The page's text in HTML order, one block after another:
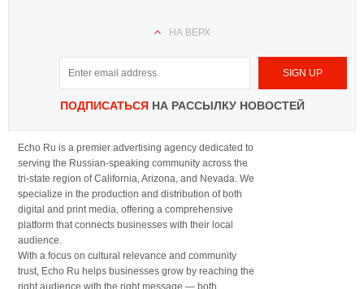
НА ВЕРХ
ПОДПИСАТЬСЯНА РАССЫЛКУ НОВОСТЕЙ
Echo Ru is a premier advertising agency dedicated to
serving the Russian-speaking community across the
tri-state region of California, Arizona, and Nevada. We
specialize in the production and distribution of both
digital and print media, offering a comprehensive
platform that connects businesses with their local
audience.
With a focus on cultural relevance and community
trust, Echo Ru helps businesses grow by reaching the
right audience with the right message — both